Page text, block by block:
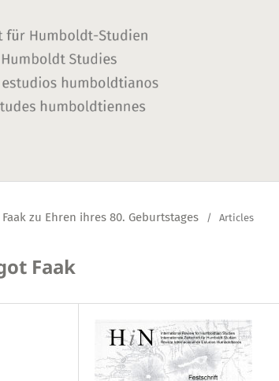
zu Ehren ihres 80. Geburtstages / Articles
Faak